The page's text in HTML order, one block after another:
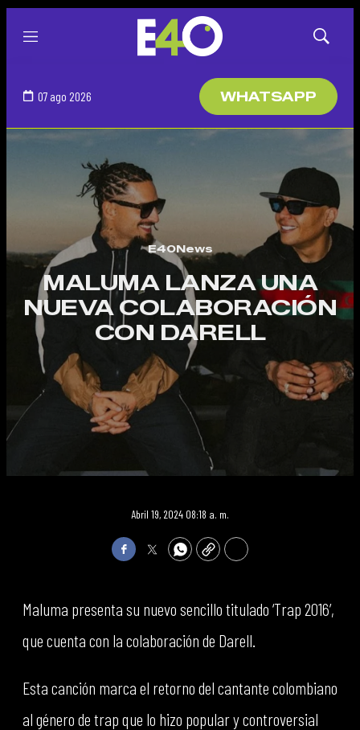
Menú
Mostrar
07 ago 2026 WHATSAPP
E40News
MALUMA LANZA UNA
NUEVA COLABORACIÓN
CON DARELL
Abril 19, 2024 08:18 a. m.
FacebookTwitterWhatsApp
Copy Print
Maluma presenta su nuevo sencillo titulado ‘Trap 2016’,
que cuenta con la colaboración de Darell.
Esta canción marca el retorno del cantante colombiano
al género de trap que lo hizo popular y controversial